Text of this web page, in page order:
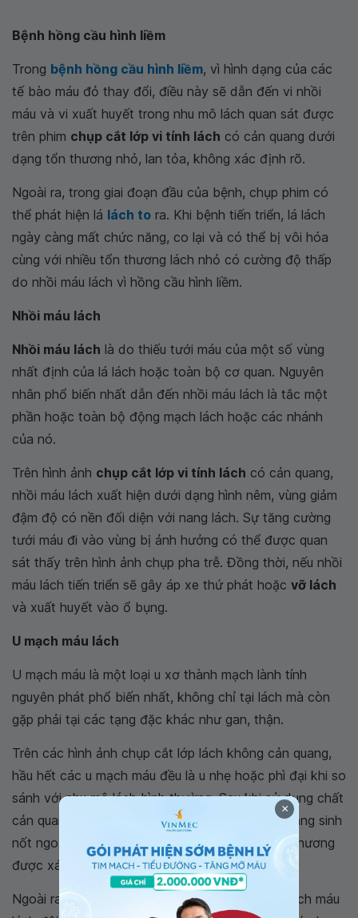
Bệnh hồng cầu hình liềm
Trong bệnh hồng cầu hình liềm, vì hình dạng của các
tế bào máu đỏ thay đổi, điều này sẽ dẫn đến vi nhồi
máu và vi xuất huyết trong nhu mô lách quan sát được
trên phim chụp cắt lớp vi tính lách có cản quang dưới
dạng tổn thương nhỏ, lan tỏa, không xác định rõ.
Ngoài ra, trong giai đoạn đầu của bệnh, chụp phim có
thể phát hiện lá lách to ra. Khi bệnh tiến triển, lá lách
ngày càng mất chức năng, co lại và có thể bị vôi hóa
cùng với nhiều tổn thương lách nhỏ có cường độ thấp
do nhồi máu lách vì hồng cầu hình liềm.
Nhồi máu lách
Nhồi máu lách là do thiếu tưới máu của một số vùng
nhất định của lá lách hoặc toàn bộ cơ quan. Nguyên
nhân phổ biến nhất dẫn đến nhồi máu lách là tắc một
phần hoặc toàn bộ động mạch lách hoặc các nhánh
của nó.
Trên hình ảnh chụp cắt lớp vi tính lách có cản quang,
nhồi máu lách xuất hiện dưới dạng hình nêm, vùng giảm
đậm độ có nền đối diện với nang lách. Sự tăng cường
tưới máu đi vào vùng bị ảnh hưởng có thể được quan
sát thấy trên hình ảnh chụp pha trễ. Đồng thời, nếu nhồi
máu lách tiến triển sẽ gây áp xe thứ phát hoặc vỡ lách
và xuất huyết vào ổ bụng.
U mạch máu lách
U mạch máu là một loại u xơ thành mạch lành tính
nguyên phát phổ biến nhất, không chỉ tại lách mà còn
gặp phải tại các tạng đặc khác như gan, thận.
Trên các hình ảnh chụp cắt lớp lách không cản quang,
hầu hết các u mạch máu đều là u nhẹ hoặc phì đại khi so
sánh với nhu mô lách bình thường. Sau khi sử dụng chất
cản quang, u mạch máu thường biểu hiện sớm, tăng sinh
nốt ngoại vi, kéo dài về phía trung tâm của tổn thương
được xác định rõ từng thì theo thời gian.
Ngoài ra, trong quá trình theo dõi diễn tiến, u mạch máu
×